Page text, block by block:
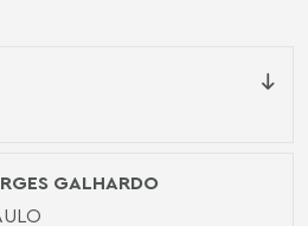
GALHARDO